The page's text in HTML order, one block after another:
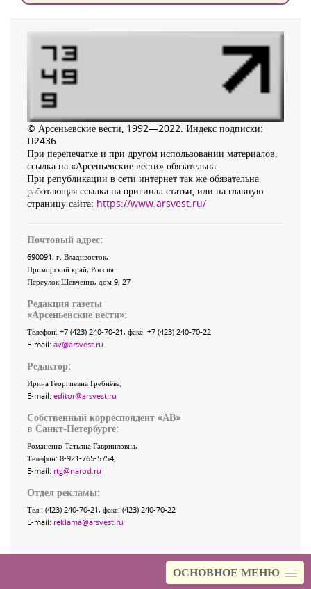
ОСНОВНОЕ МЕНЮ
© Арсеньевские вести, 1992—2022. Индекс подписки:
П2436
При перепечатке и при другом использовании материалов,
ссылка на «Арсеньевские вести» обязательна.
При републикации в сети интернет так же обязательна
работающая ссылка на оригинал статьи, или на главную
страницу сайта: https://www.arsvest.ru/
Почтовый адрес:
690091, г. Владивосток,
Приморский край, Россия
Переулок Шевченко, дом 9, 27
Редакция газеты
«Арсеньевские вести»:
Телефон: +7 (423) 240-70-21, факс: +7 (423) 240-70-22
E-mail: av@arsvest.ru
Редактор:
Ирина Георгиевна Гребнёва,
E-mail: editor@arsvest.ru
Собственный корреспондент «АВ»
в Санкт-Петербурге:
Романенко Татьяна Гаврииловна,
Телефон: 8-921-765-5754,
E-mail: rtg@narod.ru
Отдел рекламы:
Тел.: (423) 240-70-21, факс: (423) 240-70-22
E-mail: reklama@arsvest.ru